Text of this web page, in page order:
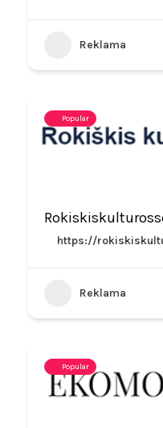
Reklama
Popular
https://
Reklama
Popular